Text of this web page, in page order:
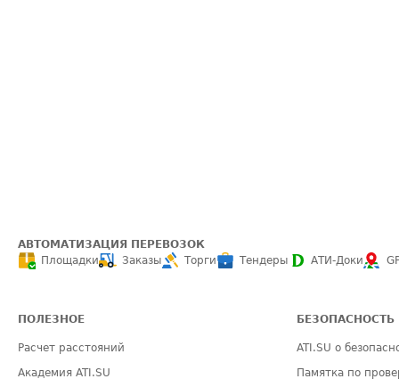
АВТОМАТИЗАЦИЯ ПЕРЕВОЗОК
Площадки
Заказы Торги Тендеры АТИ-Доки
ПОЛЕЗНОЕ
Расчет расстояний
Академия ATI.SU
БЕЗОПАСНОСТЬ
ATI.SU о
Памятка по